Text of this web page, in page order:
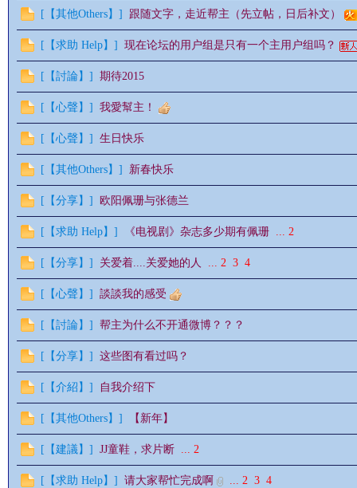
[ 【其他Others】 ] 跟随文字，走近帮主（先立帖，日后补文）
[ 【求助 Help】 ] 现在论坛的用户组是只有一个主用户组吗？
[ 【討論】 ] 期待2015
[ 【心聲】 ] 我愛幫主！
[ 【心聲】 ] 生日快乐
[ 【其他Others】 ] 新春快乐
[ 【分享】 ] 欧阳佩珊与张德兰
[ 【求助 Help】 ] 《电视剧》杂志多少期有佩珊 ... 2
[ 【分享】 ] 关爱着....关爱她的人 ... 2 3 4
[ 【心聲】 ] 談談我的感受
[ 【討論】 ] 帮主为什么不开通微博？？？
[ 【分享】 ] 这些图有看过吗？
[ 【介紹】 ] 自我介绍下
[ 【其他Others】 ] 【新年】
[ 【建議】 ] JJ童鞋，求片断 ... 2
[ 【求助 Help】 ] 请大家帮忙完成啊 ... 2 3 4